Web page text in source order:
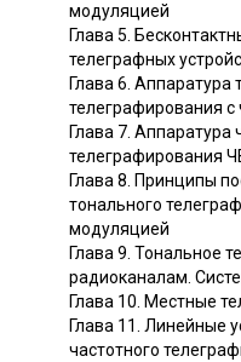
модуляцией
Глава 5.
телеграфных
Глава 6. Аппаратура
телеграфирования
Глава 7. Аппаратура
телеграфирования
Глава 8. Принципы
тонального
модуляцией
Глава 9. Тональное
радиоканалам.
Глава 10. Местные
Глава 11. Линейные
частотного